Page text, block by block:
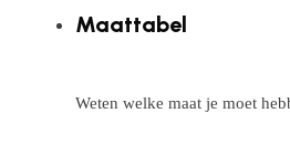
Maattabel
Weten welke maat je moet